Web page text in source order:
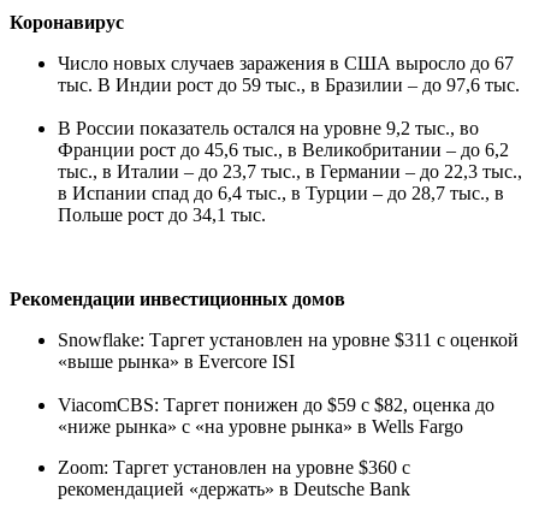
Коронавирус
Число новых случаев заражения в США выросло до 67
тыс. В Индии рост до 59 тыс., в Бразилии – до 97,6 тыс.
В России показатель остался на уровне 9,2 тыс., во
Франции рост до 45,6 тыс., в Великобритании – до 6,2
тыс., в Италии – до 23,7 тыс., в Германии – до 22,3 тыс.,
в Испании спад до 6,4 тыс., в Турции – до 28,7 тыс., в
Польше рост до 34,1 тыс.
Рекомендации инвестиционных домов
Snowflake: Таргет установлен на уровне $311 с оценкой
«выше рынка» в Evercore ISI
ViacomCBS: Таргет понижен до $59 с $82, оценка до
«ниже рынка» с «на уровне рынка» в Wells Fargo
Zoom: Таргет установлен на уровне $360 с
рекомендацией «держать» в Deutsche Bank